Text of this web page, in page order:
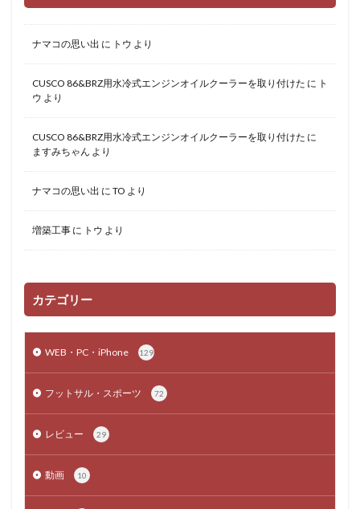
ナマコの思い出 に トウ より
CUSCO 86&BRZ用水冷式エンジンオイルクーラーを取り付けた に ト
ウ より
CUSCO 86&BRZ用水冷式エンジンオイルクーラーを取り付けた に
ますみちゃん より
ナマコの思い出 に TO より
増築工事 に トウ より
カテゴリー
WEB・PC・iPhone 129
フットサル・スポーツ 72
レビュー 29
動画 10